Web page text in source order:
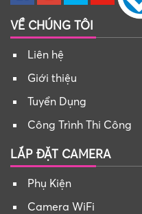
VỀ CHÚNG TÔI
Liên hệ
Giới thiệu
Tuyển Dụng
Công Trình Thi Công
LẮP ĐẶT CAMERA
Phụ Kiện
Camera WiFi